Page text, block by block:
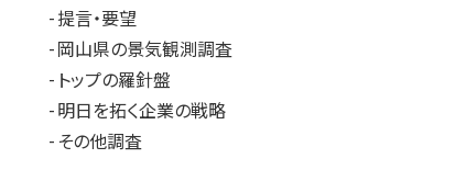
提言・要望
岡山県の景気観測調査
トップの羅針盤
明日を拓く企業の戦略
その他調査